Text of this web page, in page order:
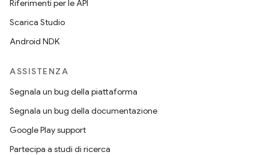
Riferimenti per le API
Scarica Studio
Android NDK
ASSISTENZA
Segnala un bug della piattaforma
Segnala un bug della documentazione
Google Play support
Partecipa a studi di ricerca